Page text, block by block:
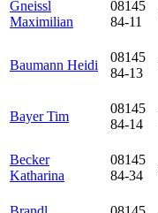
Gneissl
Maximilian
08145
84-11
Baumann Heidi
08145
84-13
Bayer Tim
08145
84-14
Becker
Katharina
08145
84-34